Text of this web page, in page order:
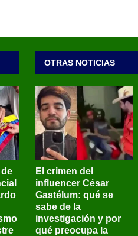
OTRAS NOTICIAS
El crimen del
influencer César
Gastélum: qué se
sabe de la
investigación y por
qué preocupa la